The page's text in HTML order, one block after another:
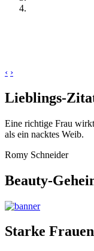
‹ ›
Lieblings-
Eine richtige Frau
als ein nacktes Weib.
Romy Schneider
Beauty-
Starke